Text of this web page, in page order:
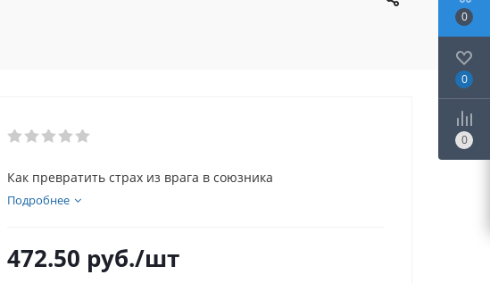
Как превратить страх из врага в союзника
Подробнее
472.50 руб./шт
0
0
0